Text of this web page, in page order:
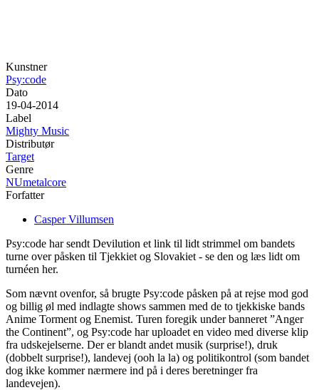
Kunstner
Psy:code
Dato
19-04-2014
Label
Mighty Music
Distributør
Target
Genre
NUmetalcore
Forfatter
Casper Villumsen
Psy:code har sendt Devilution et link til lidt strimmel om bandets
turne over påsken til Tjekkiet og Slovakiet - se den og læs lidt om
turnéen her.
Som nævnt ovenfor, så brugte Psy:code påsken på at rejse mod god
og billig øl med indlagte shows sammen med de to tjekkiske bands
Anime Torment og Enemist. Turen foregik under banneret ”Anger
the Continent”, og Psy:code har uploadet en video med diverse klip
fra udskejelserne. Der er blandt andet musik (surprise!), druk
(dobbelt surprise!), landevej (ooh la la) og politikontrol (som bandet
dog ikke kommer nærmere ind på i deres beretninger fra
landevejen).